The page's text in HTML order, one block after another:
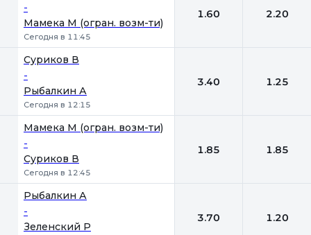
-
Мамека М (огран. возм-ти)
Сегодня в 11:45
1.60 2.20
Суриков В
-
Рыбалкин А
Сегодня в 12:15
3.40 1.25
Мамека М (огран. возм-ти)
-
Суриков В
Сегодня в 12:45
1.85 1.85
Рыбалкин А
-
Зеленский Р
3.70 1.20